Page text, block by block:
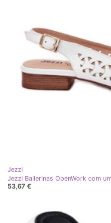
Jezzi
Jezzi Ballerinas OpenWork com
53,67 €